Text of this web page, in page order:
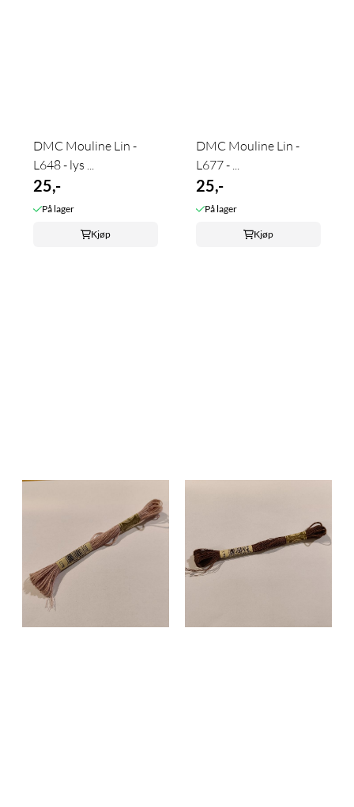
DMC Mouline Lin -
L648 - lys ...
25,-
På lager
Kjøp
DMC Mouline Lin -
L677 - ...
25,-
På lager
Kjøp